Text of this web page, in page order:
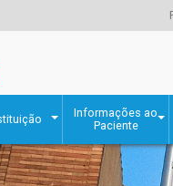
Informações ao
Paciente